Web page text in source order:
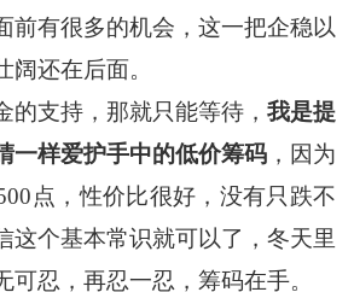
前有很多的机会，这一把企稳以
阔还在后面。
的支持，那就只能等待，我是提
一样爱护手中的低价筹码 ，因为
点，性价比很好，没有只跌不
这个基本常识就可以了，冬天里
可忍，再忍一忍，筹码在手。